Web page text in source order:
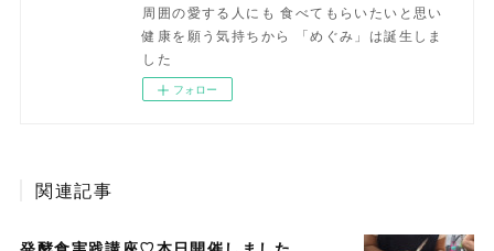
周囲の愛する人にも 食べてもらいたいと思い
健康を願う気持ちから 「めぐみ」は誕生しま
した
フォロー
関連記事